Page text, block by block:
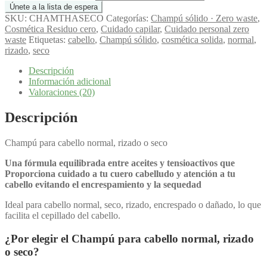
Únete a la lista de espera
SKU: CHAMTHASECO Categorías: Champú sólido · Zero waste,
Cosmética Residuo cero, Cuidado capilar, Cuidado personal zero
waste Etiquetas: cabello, Champú sólido, cosmética solida, normal,
rizado, seco
Descripción
Información adicional
Valoraciones (20)
Descripción
Champú para cabello normal, rizado o seco
Una fórmula equilibrada entre aceites y tensioactivos que
Proporciona cuidado a tu cuero cabelludo y atención a tu
cabello evitando el encrespamiento y la sequedad
Ideal para cabello normal, seco, rizado, encrespado o dañado, lo que
facilita el cepillado del cabello.
¿Por elegir el Champú para cabello normal, rizado
o seco?